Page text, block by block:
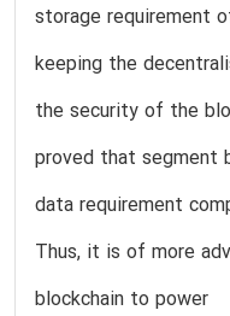
storage requirement
keeping the
the security of the
proved that segment
data requirement
Thus, it is of more
blockchain to power